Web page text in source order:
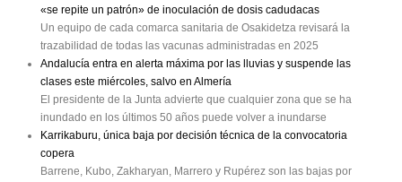
«se repite un patrón» de inoculación de dosis cadudacas
Un equipo de cada comarca sanitaria de Osakidetza revisará la
trazabilidad de todas las vacunas administradas en 2025
Andalucía entra en alerta máxima por las lluvias y suspende las
clases este miércoles, salvo en Almería
El presidente de la Junta advierte que cualquier zona que se ha
inundado en los últimos 50 años puede volver a inundarse
Karrikaburu, única baja por decisión técnica de la convocatoria
copera
Barrene, Kubo, Zakharyan, Marrero y Rupérez son las bajas por